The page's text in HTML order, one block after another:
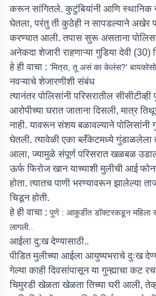
करून सांगितले. कुटुंबियांनी आणि स्थानिक
घेतला, परंतु ती कुठेही न सापडल्याने अखेर
करण्यात आली. तपास सुरू असताना
अनेकदा शेजारी राहणाऱ्या गुडिया देवी
हे ही वाचा : 'मित्रा, तू असं का केलंस?'
नवऱ्याचे शेजारणीशी संबंध
त्यानंतर पोलिसांनी परिसरातील
आरोपीच्या घरात जाताना दिसली, मात्र
नाही. यावरून संशय बळावल्याने पोलिसांनी
घेतली. त्यावेळी एका ब्लँकेटमध्ये गुंडाळलेला
आला, ज्यामुळे संपूर्ण परिसरात खळबळ
ऊर्फ फिरोज खान याच्याशी मुलीची आई
होता. त्यातच पाणी भरण्यावरून झालेल्या
चिडून होती.
हे ही वाचा : पुणे : आकुर्डीत डॉक्टरकडून महिला
लागली..
आईला दु:ख देण्यासाठी..
पीडित मुलीच्या आईला आयुष्यभराचे दुःख
गेल्या काही दिवसांपासून या गुन्ह्याचा कट
चिमुरडी खेळता खेळता तिच्या घरी आली,